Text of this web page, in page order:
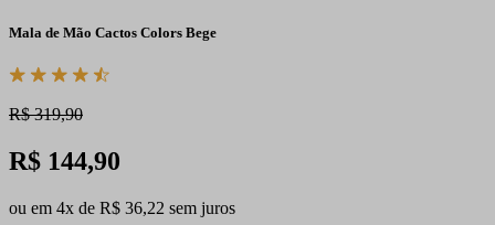
Mala de Mão Cactos Colors Bege
R$ 319,90
R$ 144,90
ou em 4x de R$ 36,22 sem juros